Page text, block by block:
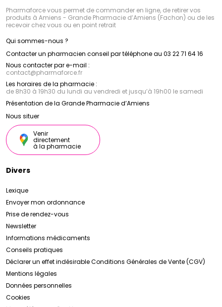
Pharmaforce vous permet de commander en ligne, de retirer vos
produits à Amiens - Grande Pharmacie d’Amiens (Fachon) ou de les
recevoir chez vous ou en point retrait
Qui sommes-nous ?
Contacter un pharmacien conseil par téléphone au 03 22 71 64 16
Nous contacter par e-mail :
contact@pharmaforce.fr
Les horaires de la pharmacie :
de 8h30 à 19h30 du lundi au vendredi et jusqu’à 19h00 le samedi
Présentation de la Grande Pharmacie d’Amiens
Nous situer
Venir
directement
à la pharmacie
Divers
Lexique
Envoyer mon ordonnance
Prise de rendez-vous
Newsletter
Informations médicaments
Conseils pratiques
Déclarer un effet indésirableConditions Générales de Vente (CGV)
Mentions légales
Données personnelles
Cookies